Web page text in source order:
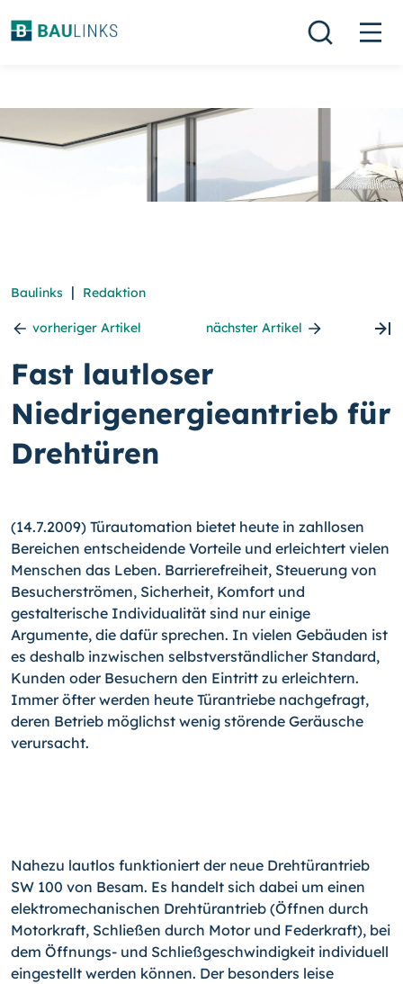
Baulinks | Redaktion
vorheriger Artikel nächster Artikel
Fast lautloser
Niedrigenergieantrieb für
Drehtüren
(14.7.2009) Türautomation bietet heute in zahllosen
Bereichen entscheidende Vorteile und erleichtert vielen
Menschen das Leben. Barrierefreiheit, Steuerung von
Besucherströmen, Sicherheit, Komfort und
gestalterische Individualität sind nur einige
Argumente, die dafür sprechen. In vielen Gebäuden ist
es deshalb inzwischen selbstverständlicher Standard,
Kunden oder Besuchern den Eintritt zu erleichtern.
Immer öfter werden heute Türantriebe nachgefragt,
deren Betrieb möglichst wenig störende Geräusche
verursacht.
Nahezu lautlos funktioniert der neue Drehtürantrieb
SW 100 von Besam. Es handelt sich dabei um einen
elektromechanischen Drehtürantrieb (Öffnen durch
Motorkraft, Schließen durch Motor und Federkraft), bei
dem Öffnungs- und Schließgeschwindigkeit individuell
eingestellt werden können. Der besonders leise